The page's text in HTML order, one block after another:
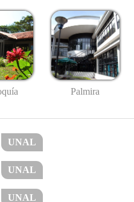
Palmira
UNAL
UNAL
UNAL